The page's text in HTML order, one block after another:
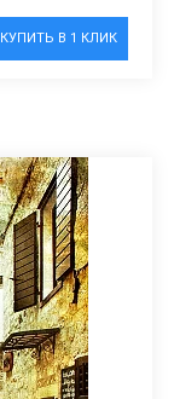
КУПИТЬ В 1 КЛИК